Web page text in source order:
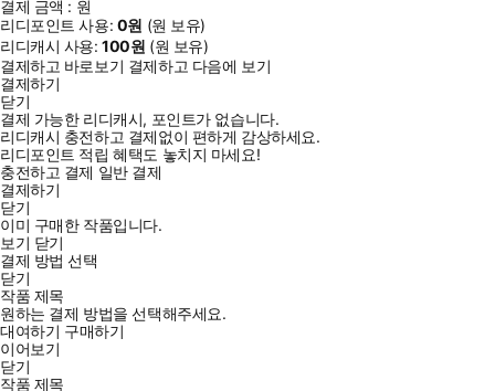
결제 금액 : 원
리디포인트 사용: 0원 (원 보유)
리디캐시 사용:100원 (원 보유)
결제하고 바로보기 결제하고 다음에 보기
결제하기
닫기
결제 가능한 리디캐시, 포인트가 없습니다.
리디캐시 충전하고 결제없이 편하게 감상하세요.
리디포인트 적립 혜택도 놓치지 마세요!
충전하고 결제 일반 결제
결제하기
닫기
이미 구매한 작품입니다.
보기 닫기
결제 방법 선택
닫기
작품 제목
원하는 결제 방법을 선택해주세요.
대여하기 구매하기
이어보기
닫기
작품 제목